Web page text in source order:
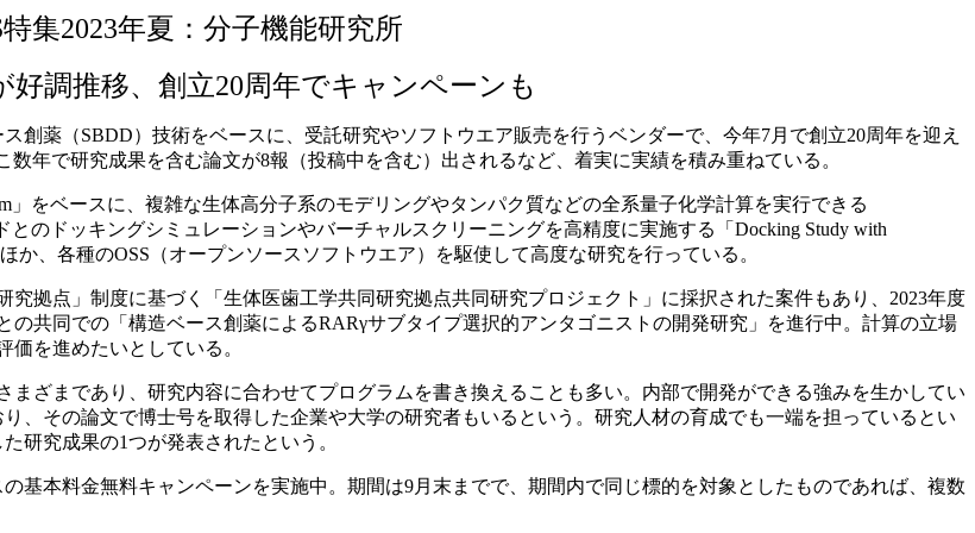
特集2023年夏：分子機能研究所
好調推移、創立20周年でキャンペーンも
創薬（SBDD）技術をベースに、受託研究やソフトウエア販売を行うベンダーで、今年7月で創立20周年を迎え
年で研究成果を含む論文が8報（投稿中を含む）出されるなど、着実に実績を積み重ねている。
をベースに、複雑な生体高分子系のモデリングやタンパク質などの全系量子化学計算を実行できる
とのドッキングシミュレーションやバーチャルスクリーニングを高精度に実施する「Docking Study with
か、各種のOSS（オープンソースソフトウエア）を駆使して高度な研究を行っている。
拠点」制度に基づく「生体医歯工学共同研究拠点共同研究プロジェクト」に採択された案件もあり、2023年度
共同での「構造ベース創薬によるRARγサブタイプ選択的アンタゴニストの開発研究」を進行中。計算の立場
を進めたいとしている。
ざまであり、研究内容に合わせてプログラムを書き換えることも多い。内部で開発ができる強みを生かしてい
、その論文で博士号を取得した企業や大学の研究者もいるという。研究人材の育成でも一端を担っているとい
研究成果の1つが発表されたという。
基本料金無料キャンペーンを実施中。期間は9月末までで、期間内で同じ標的を対象としたものであれば、複数